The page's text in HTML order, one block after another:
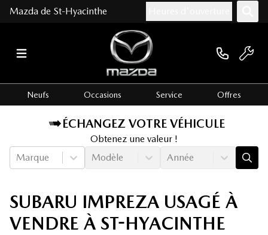
Mazda de St-Hyacinthe
Neufs Occasions Service Offres
ÉCHANGEZ VOTRE VÉHICULE
Obtenez une valeur !
Marque
Modèle Année
SUBARU IMPREZA USAGÉ À
VENDRE À ST-HYACINTHE